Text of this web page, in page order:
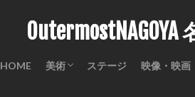
HOME 美術 ステージ 映像・映画